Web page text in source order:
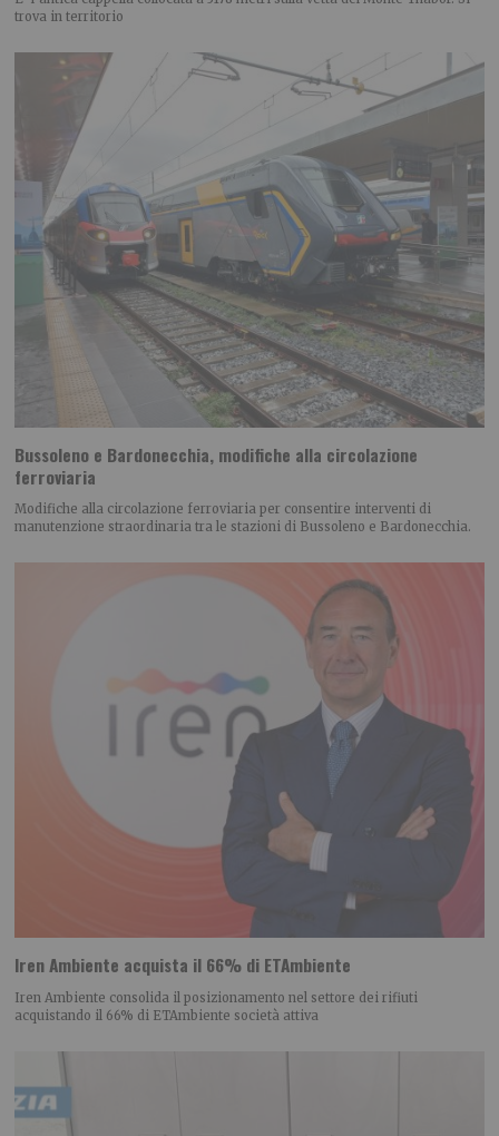
trova in territorio
Bussoleno e Bardonecchia, modifiche alla circolazione
ferroviaria
Modifiche alla circolazione ferroviaria per consentire interventi di
manutenzione straordinaria tra le stazioni di Bussoleno e Bardonecchia.
Iren Ambiente acquista il 66% di ETAmbiente
Iren Ambiente consolida il posizionamento nel settore dei rifiuti
acquistando il 66% di ETAmbiente società attiva